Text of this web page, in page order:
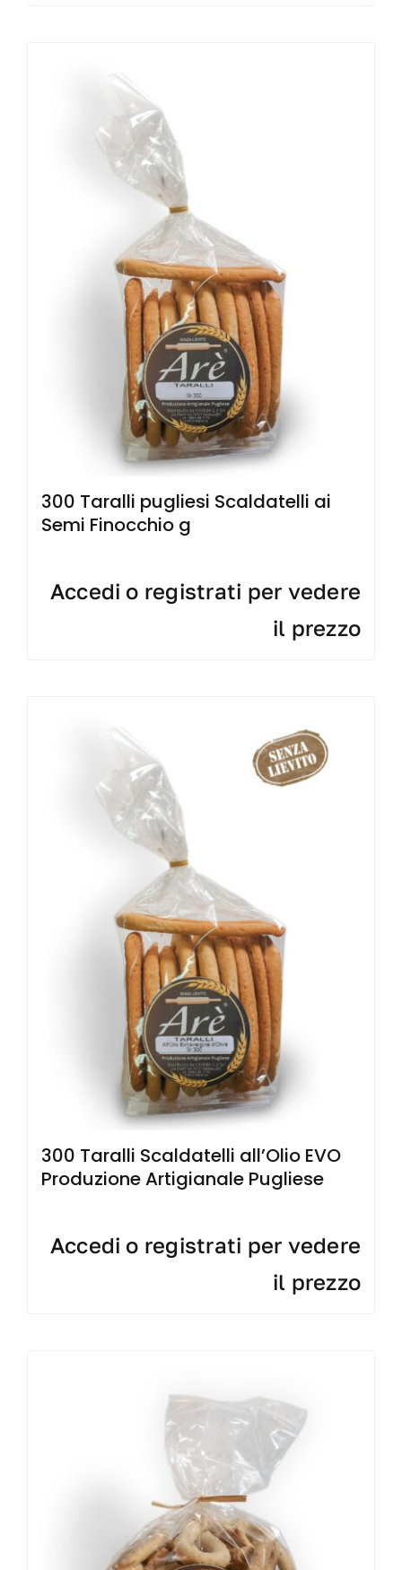
300 Taralli pugliesi Scaldatelli ai
Semi Finocchio g
Accedi o registrati per vedere
il prezzo
300 Taralli Scaldatelli all’Olio EVO
Produzione Artigianale Pugliese
Accedi o registrati per vedere
il prezzo